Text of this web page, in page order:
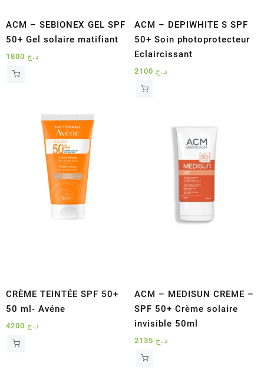
ACM – SEBIONEX GEL SPF
50+ Gel solaire matifiant
د.ج
ACM – DEPIWHITE S SPF
50+ Soin photoprotecteur
Eclaircissant
د.ج
CRÈME TEINTÉE SPF 50+
50 ml- Avéne
د.ج
ACM – MEDISUN CREME –
SPF 50+ Crème solaire
invisible 50ml
د.ج